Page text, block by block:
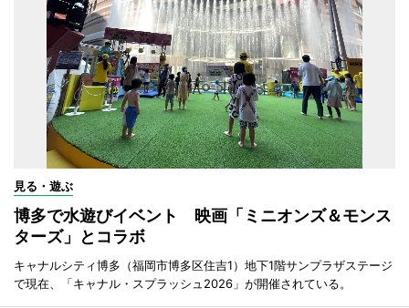
見る・遊ぶ
博多で水遊びイベント 映画「ミニオンズ＆モンス
ターズ」とコラボ
キャナルシティ博多（福岡市博多区住吉1）地下1階サンプラザステージ
で現在、「キャナル・スプラッシュ2026」が開催されている。